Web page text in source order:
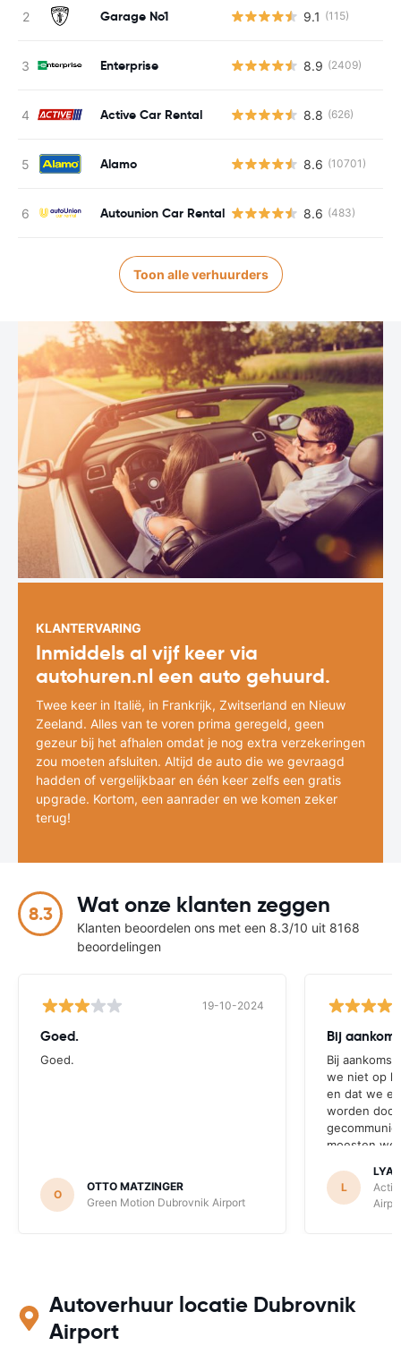
Garage No1 9.1 (115)
Enterprise 8.9 (2409)
Active Car Rental 8.8 (626)
Alamo 8.6 (10701)
Autounion Car Rental 8.6 (483)
Toon alle verhuurders
KLANTERVARING
Inmiddels al vijf keer via
autohuren.nl een auto gehuurd.
Twee keer in Italië, in Frankrijk, Zwitserland en Nieuw
Zeeland. Alles van te voren prima geregeld, geen
gezeur bij het afhalen omdat je nog extra verzekeringen
zou moeten afsluiten. Altijd de auto die we gevraagd
hadden of vergelijkbaar en één keer zelfs een gratis
upgrade. Kortom, een aanrader en we komen zeker
terug!
8.3 Wat onze klanten zeggen
Klanten beoordelen ons met een 8.3/10 uit 8168
beoordelingen
19-10-2024
Goed.
Goed.
O
OTTO MATZINGER
Green Motion Dubrovnik Airport
Bij
Bij
we niet op
en dat we
worden
moesten we
L
Autoverhuur locatie Dubrovnik
Airport